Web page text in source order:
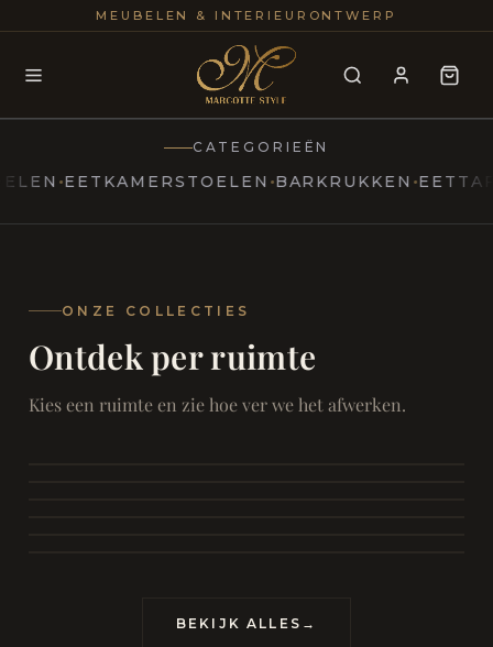
MEUBELEN & INTERIEURONTWERP
Modern
Marcottestyle Living
25+
CATEGORIEËN
EETKAMERSTOELEN BARKRUKKEN EETTAFELS
ONZE COLLECTIES
Ontdek per ruimte
Kies een ruimte en zie hoe ver we het afwerken.
SAMEN ONTSPANNEN
Woonkamer
Eetkamer
RUST EN RETRAITE
BEKIJK ALLES →